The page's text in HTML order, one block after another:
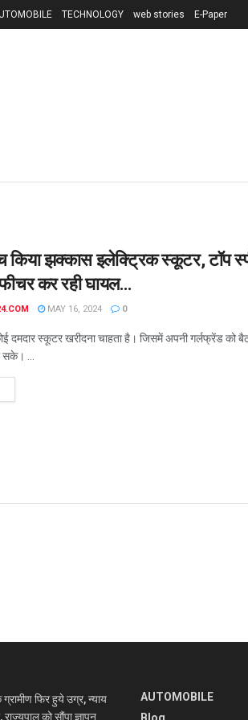
TECHNOLOGY web stories E-Paper
किया झक्कास इलेक्ट्रिक स्कूटर, टॉप
कर रही घायल…
MAY 16, 2024 0
दमदार स्कूटर खरीदना चाहता है। जिसमें अपनी गर्लफ्रेंड को
सके। ...
फिर हुये उग्र, न्याय
को सौंपा ज्ञापन
AUTOMOBILE